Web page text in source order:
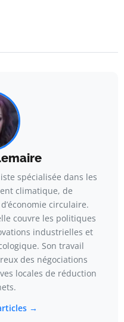
spécialisée dans les
climatique, de
circulaire.
couvre les politiques
industrielles et
Son travail
des négociations
locales de réduction
→